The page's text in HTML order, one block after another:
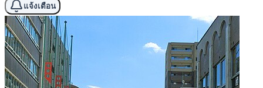
แจ้งเตือน